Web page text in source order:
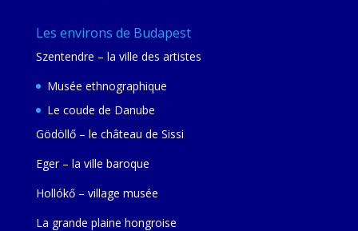
Les environs de Budapest
Szentendre – la ville des artistes
Musée ethnographique
Le coude de Danube
Gödöllő – le château de Sissi
Eger – la ville baroque
Hollókő – village musée
La grande plaine hongroise